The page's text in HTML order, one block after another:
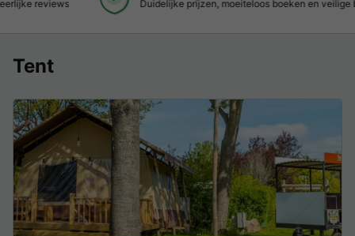
Duidelijke prijzen, moeiteloos boeken en veilige betaalomgeving
Tent